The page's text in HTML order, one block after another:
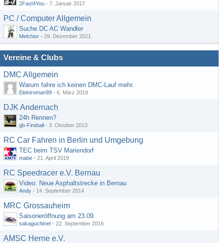
2Fast4You - 7. Januar 2017
PC / Computer Allgemein
Suche DC AC Wandler
Melchior - 29. Dezember 2021
Vereine & Clubs
DMC Allgemein
Warum fahre ich keinen DMC-Lauf mehr.
Elektroman99 - 6. März 2019
DJK Andernach
24h Rennen?
gb-Fireball - 3. Oktober 2013
RC Car Fahren in Berlin und Umgebung
TEC beim TSV Mariendorf
mabe - 21. April 2019
RC Speedracer e.V. Bernau
Video: Neue Asphaltstrecke in Bernau
Andy - 14. September 2014
MRC Grossauheim
Saisoneröffnung am 23.09.
sakaguchinet - 22. September 2016
AMSC Herne e.V.